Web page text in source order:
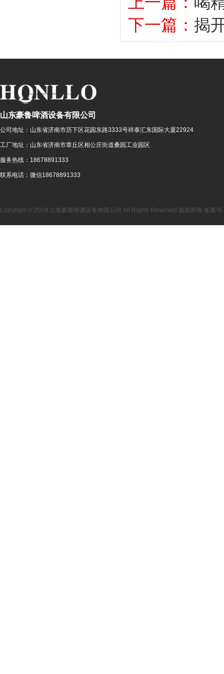
下一篇： 揭
山东豪鲁啤酒设备有限公司
公司地址： 山东省济南市历下区花园东路3333号祥泰汇东国际大厦22924
工厂地址： 山东省济南市章丘区相公庄街道桑园工业园区
服务热线： 18678891333
联系电话： 微信18678891333
Copyright © 2019 山东豪鲁啤酒设备有限公司 All Rights Reserved 版权所有 备案号